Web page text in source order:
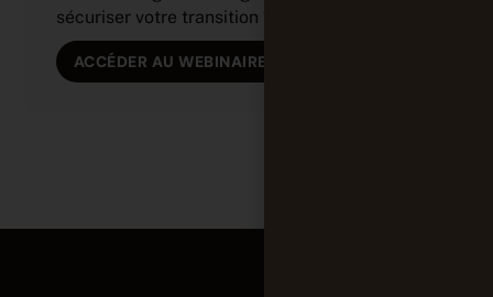
sécuriser votre transition ? 👉 En (...)
ACCÉDER AU WEBINAIRE